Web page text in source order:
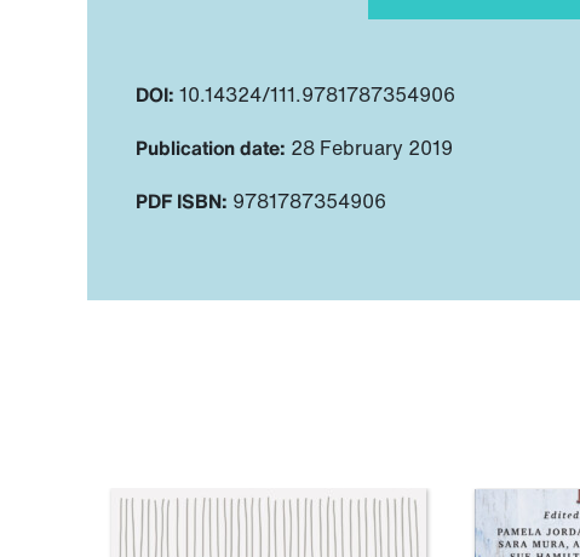
DOI: 10.14324/111.9781787354906
Publication date: 28 February 2019
PDF ISBN: 9781787354906